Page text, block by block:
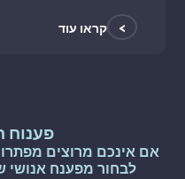
> קראו עוד
פענוח
אם אינכם מרוצים
לבחור מפענח אנושי